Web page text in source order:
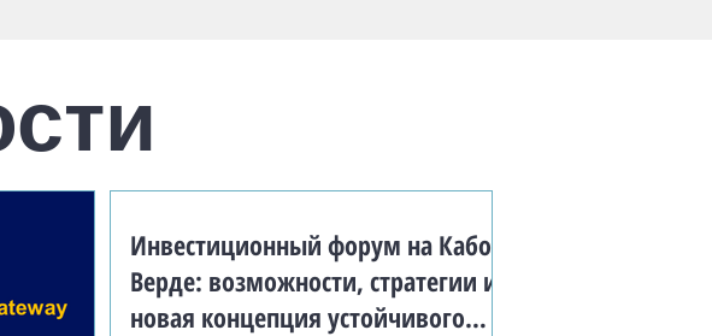
Инвестиционный форум на Кабо-
Верде: возможности, стратегии и
новая концепция устойчивого